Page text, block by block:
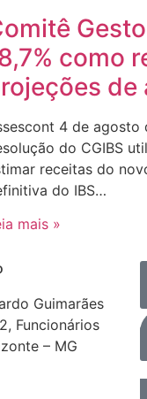
como
de
4 de agosto
do CGIBS
receitas do
do IBS…
mais »
Guimarães
Funcionários
– MG